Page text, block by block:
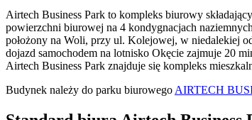
Airtech Business Park to kompleks biurowy
powierzchni biurowej na 4 kondygnacjach
położony na Woli, przy ul. Kolejowej, w niedalekiej
dojazd samochodem na lotnisko Okęcie zajmuje 20
Airtech Business Park znajduje się kompleks
Budynek należy do parku biurowego AIRTECH